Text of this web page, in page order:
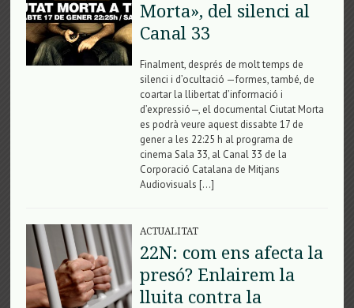
Morta», del silenci al
Canal 33
Finalment, després de molt temps de
silenci i d’ocultació —formes, també, de
coartar la llibertat d’informació i
d’expressió—, el documental Ciutat Morta
es podrà veure aquest dissabte 17 de
gener a les 22:25 h al programa de
cinema Sala 33, al Canal 33 de la
Corporació Catalana de Mitjans
Audiovisuals […]
ACTUALITAT
22N: com ens afecta la
presó? Enlairem la
lluita contra la